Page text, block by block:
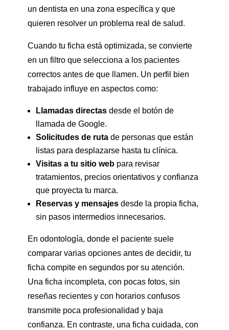
un dentista en una zona específica y que
quieren resolver un problema real de salud.
Cuando tu ficha está optimizada, se convierte
en un filtro que selecciona a los pacientes
correctos antes de que llamen. Un perfil bien
trabajado influye en aspectos como:
Llamadas directasdesde el botón de
llamada de Google.
Solicitudes de rutade personas que están
listas para desplazarse hasta tu clínica.
Visitas a tu sitio webpara revisar
tratamientos, precios orientativos y confianza
que proyecta tu marca.
Reservas y mensajesdesde la propia ficha,
sin pasos intermedios innecesarios.
En odontología, donde el paciente suele
comparar varias opciones antes de decidir, tu
ficha compite en segundos por su atención.
Una ficha incompleta, con pocas fotos, sin
reseñas recientes y con horarios confusos
transmite poca profesionalidad y baja
confianza. En contraste, una ficha cuidada, con